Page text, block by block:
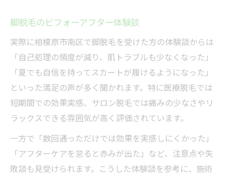
脚脱毛のビフォーアフター体験談
実際に相模原市南区で脚脱毛を受けた方の体験談からは
「自己処理の頻度が減り、肌トラブルも少なくなった」
「夏でも自信を持ってスカートが履けるようになった」
といった満足の声が多く聞かれます。特に医療脱毛では
短期間での効果実感、サロン脱毛では痛みの少なさやリ
ラックスできる雰囲気が高く評価されています。
一方で「数回通っただけでは効果を実感しにくかった」
「アフターケアを怠ると赤みが出た」など、注意点や失
敗談も見受けられます。こうした体験談を参考に、施術